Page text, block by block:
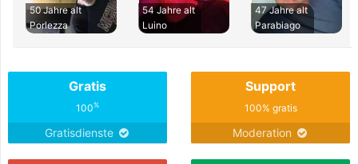
50 Jahre alt
Porlezza
54 Jahre alt
Luino
47 Jahre alt
Parabiago
Gratis
100%
Gratisdienste
Support
100% gratis
Moderation